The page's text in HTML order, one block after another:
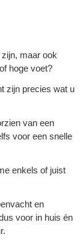
maar ook
hoge voet?
zijn precies wat u
van een
voor een snelle
enkels of juist
en
voor in huis én